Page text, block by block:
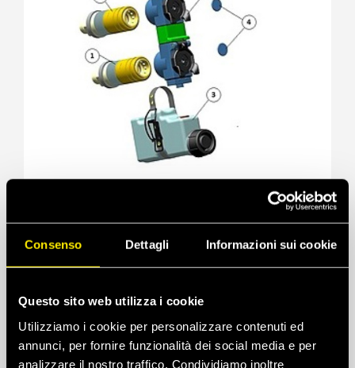
Consenso Dettagli Informazioni sui cookie
Questo sito web utilizza i cookie
Utilizziamo i cookie per personalizzare contenuti ed
annunci, per fornire funzionalità dei social media e per
analizzare il nostro traffico. Condividiamo inoltre
d'olio proposti da Faster.
Moduli: 2 Ore: 0:35 Solo per utenti
Accedi
06/